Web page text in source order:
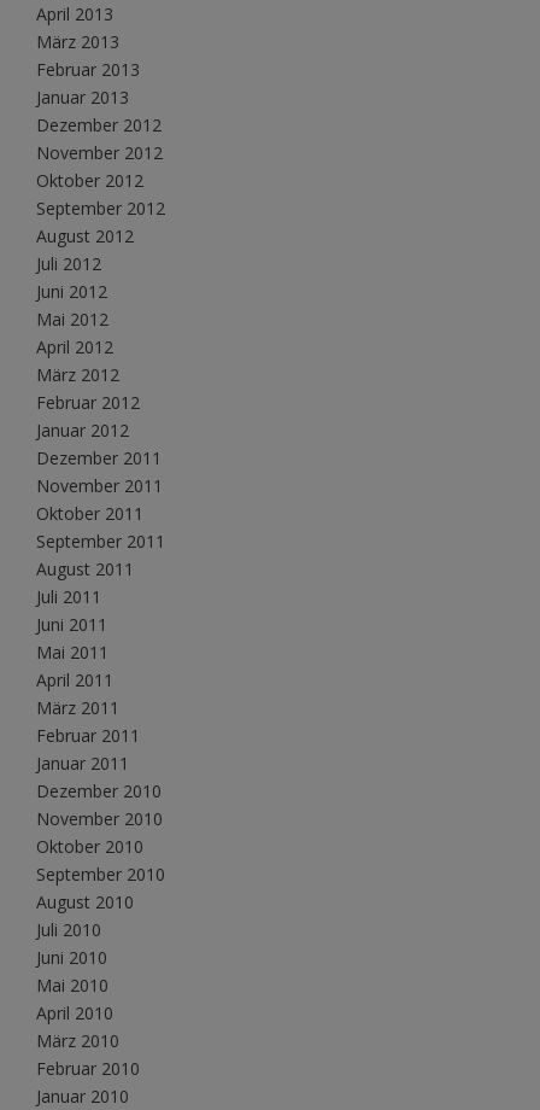
April 2013
März 2013
Februar 2013
Januar 2013
Dezember 2012
November 2012
Oktober 2012
September 2012
August 2012
Juli 2012
Juni 2012
Mai 2012
April 2012
März 2012
Februar 2012
Januar 2012
Dezember 2011
November 2011
Oktober 2011
September 2011
August 2011
Juli 2011
Juni 2011
Mai 2011
April 2011
März 2011
Februar 2011
Januar 2011
Dezember 2010
November 2010
Oktober 2010
September 2010
August 2010
Juli 2010
Juni 2010
Mai 2010
April 2010
März 2010
Februar 2010
Januar 2010